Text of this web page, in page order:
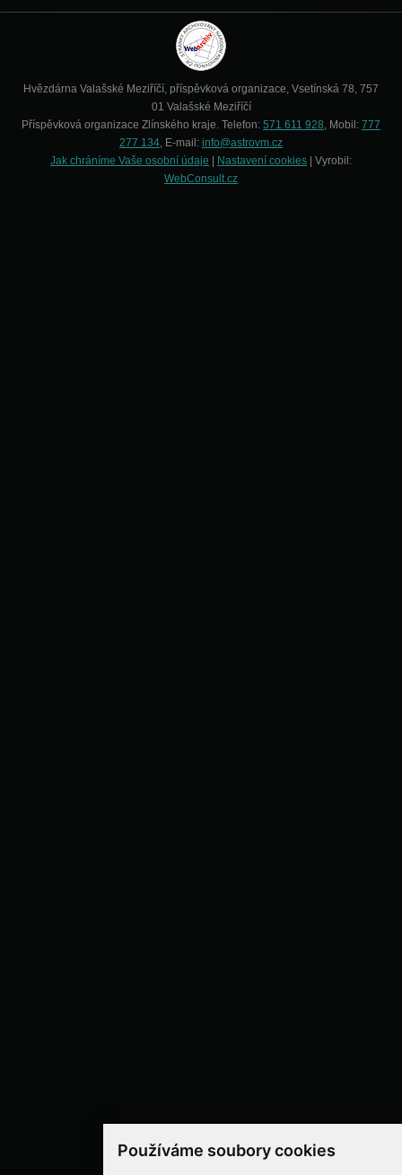
Používáme soubory cookies
Hvězdárna Valašské Meziříčí, příspěvková organizace, Vsetínská 78, 757
01 Valašské Meziříčí
Příspěvková organizace Zlínského kraje. Telefon: 571 611 928, Mobil: 777
277 134, E-mail: info@astrovm.cz
Jak chráníme Vaše osobní údaje
Nastavení cookies | Vyrobil:
WebConsult.cz